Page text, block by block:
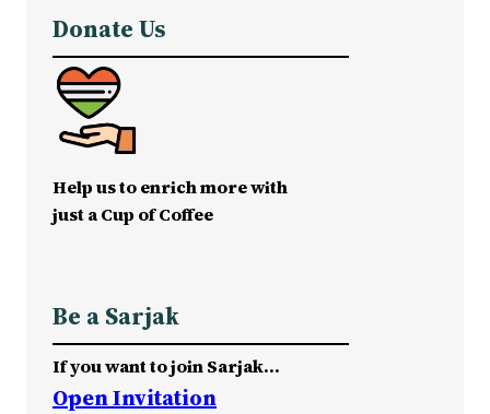
Donate Us
Help us to enrich more with
just a Cup of Coffee
Be a Sarjak
If you want to join Sarjak…
Open Invitation